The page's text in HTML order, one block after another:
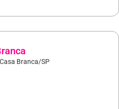
Branca/SP